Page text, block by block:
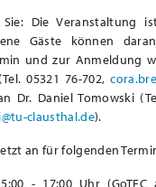
Die Veranstaltung
Gäste können
und zur Anmeldung
05321 76-702,
Dr. Daniel Tomowski
clausthal.de).
an für folgenden
- 17:00 Uhr